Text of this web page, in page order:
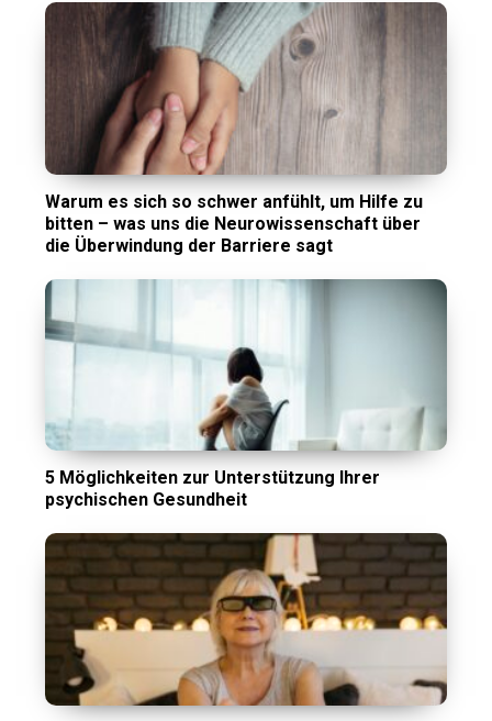
Warum es sich so schwer anfühlt, um Hilfe zu
bitten – was uns die Neurowissenschaft über
die Überwindung der Barriere sagt
5 Möglichkeiten zur Unterstützung Ihrer
psychischen Gesundheit